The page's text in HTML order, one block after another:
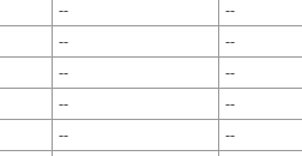
--
--
--
--
--
--
--
--
--
--